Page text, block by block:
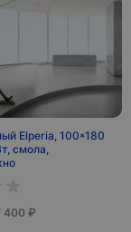
Elperia, 100*180
смола,
400 ₽